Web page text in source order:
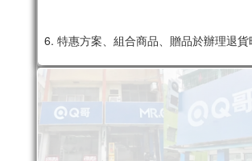
6. 特惠方案、組合商品、贈品於辦理退